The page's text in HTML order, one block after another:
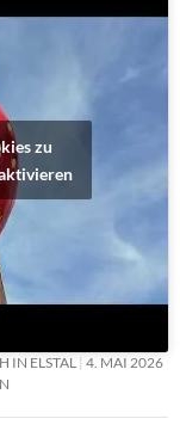
zu
IN ELSTAL
4. MAI 2026